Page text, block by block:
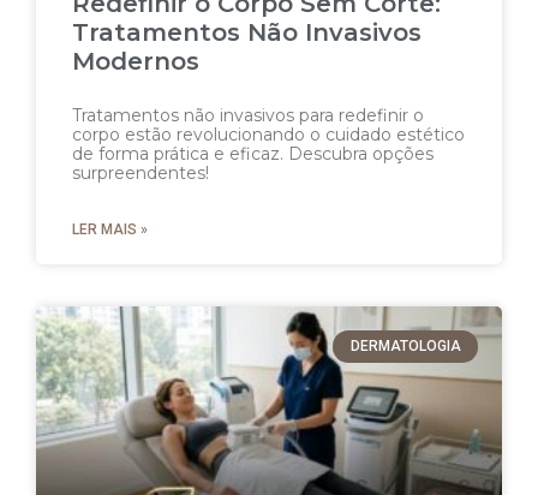
Tratamentos Não Invasivos
Modernos
Tratamentos não invasivos para redefinir o
corpo estão revolucionando o cuidado estético
de forma prática e eficaz. Descubra opções
surpreendentes!
LER MAIS »
DERMATOLOGIA